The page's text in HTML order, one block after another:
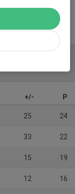
+/- P
25 24
33 22
15 19
12 16